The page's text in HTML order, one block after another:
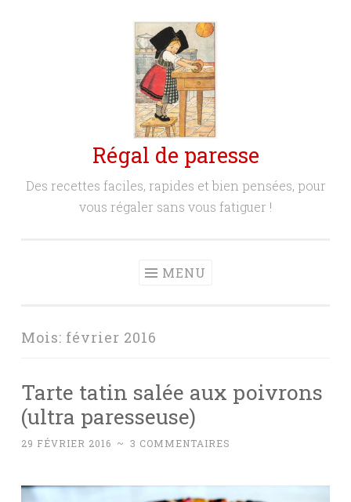
Régal de paresse
Des recettes faciles, rapides et bien pensées, pour
vous régaler sans vous fatiguer !
MENU
Mois: février 2016
Tarte tatin salée aux poivrons
(ultra paresseuse)
29 FÉVRIER 2016 ~ 3 COMMENTAIRES